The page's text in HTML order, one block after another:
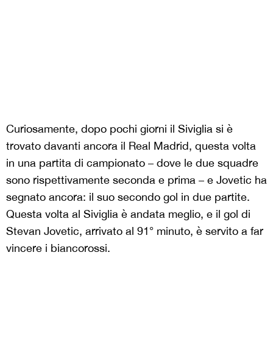
Curiosamente, dopo pochi giorni il Siviglia si è
trovato davanti ancora il Real Madrid, questa volta
in una partita di campionato – dove le due squadre
sono rispettivamente seconda e prima – e Jovetic ha
segnato ancora: il suo secondo gol in due partite.
Questa volta al Siviglia è andata meglio, e il gol di
Stevan Jovetic, arrivato al 91° minuto, è servito a far
vincere i biancorossi.